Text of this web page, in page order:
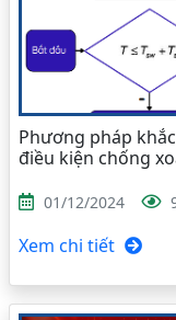
Phương pháp
điều kiện chống
01/12/2024
Xem chi tiết